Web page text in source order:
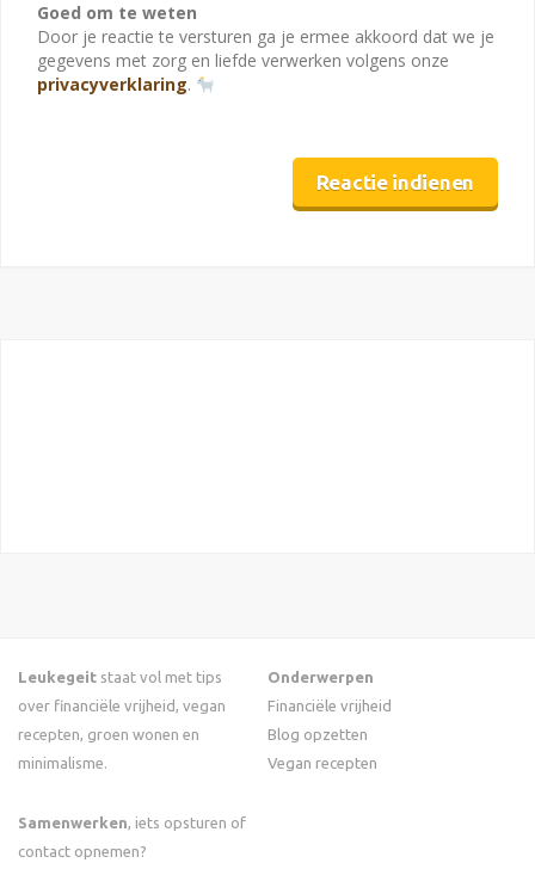
Goed om te weten
Door je reactie te versturen ga je ermee akkoord dat we je
gegevens met zorg en liefde verwerken volgens onze
privacyverklaring.
Leukegeit staat vol met tips
over financiële vrijheid, vegan
recepten, groen wonen en
minimalisme.
Samenwerken, iets opsturen of
contact opnemen?
Onderwerpen
Financiële vrijheid
Blog opzetten
Vegan recepten